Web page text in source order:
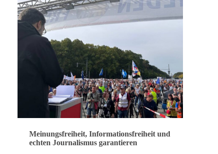
Meinungsfreiheit, Informationsfreiheit und
echten Journalismus garantieren